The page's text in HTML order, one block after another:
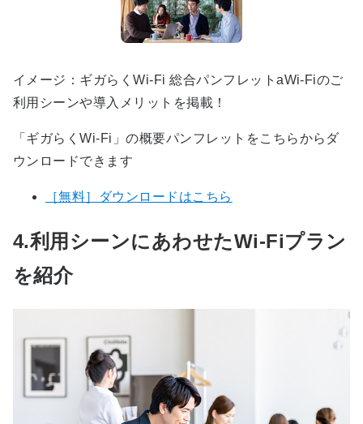
イメージ：ギガらくWi-Fi 総合パンフレットaWi-Fiのご
利用シーンや導入メリットを掲載！
「ギガらくWi-Fi」の概要パンフレットをこちらからダ
ウンロードできます
［無料］ダウンロードはこちら
4.利用シーンにあわせたWi-Fiプラン
を紹介